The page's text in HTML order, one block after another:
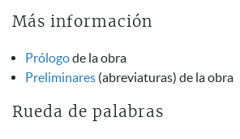
Más información
Prólogode la obra
Preliminares (abreviaturas) de la obra
Rueda de palabras